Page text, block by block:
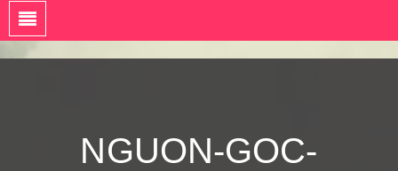
NGUON-GOC-